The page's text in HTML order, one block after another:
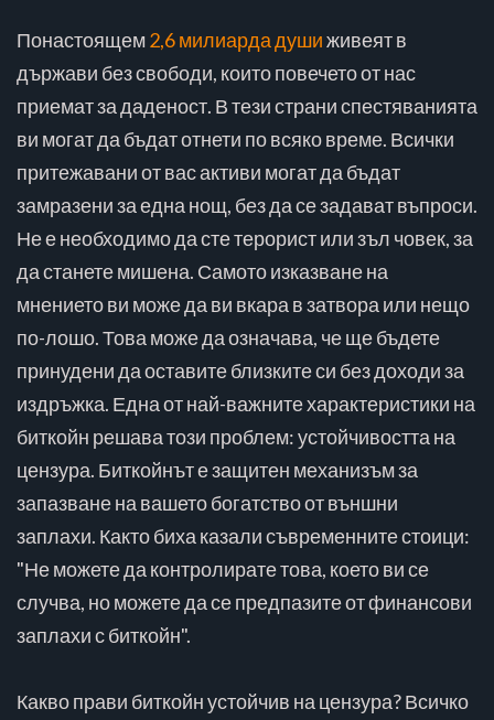
Понастоящем2,6 милиарда душиживеят в
държави без свободи, които повечето от нас
приемат за даденост. В тези страни спестяванията
ви могат да бъдат отнети по всяко време. Всички
притежавани от вас активи могат да бъдат
замразени за една нощ, без да се задават въпроси.
Не е необходимо да сте терорист или зъл човек, за
да станете мишена. Самото изказване на
мнението ви може да ви вкара в затвора или нещо
по-лошо. Това може да означава, че ще бъдете
принудени да оставите близките си без доходи за
издръжка. Една от най-важните характеристики на
биткойн решава този проблем: устойчивостта на
цензура. Биткойнът е защитен механизъм за
запазване на вашето богатство от външни
заплахи. Както биха казали съвременните стоици:
"Не можете да контролирате това, което ви се
случва, но можете да се предпазите от финансови
заплахи с биткойн".
Какво прави биткойн устойчив на цензура? Всичко